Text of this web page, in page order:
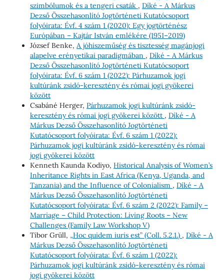
szimbólumok és a tengeri csaták , Díké - A Márkus
Dezső Összehasonlító Jogtörténeti Kutatócsoport
folyóirata: Évf. 4 szám 1 (2020): Egy jogtörténész
Európában – Kajtár István emlékére (1951–2019)
József Benke, A jóhiszeműség és tisztesség magánjogi
alapelve erényetikai paradigmában , Díké - A Márkus
Dezső Összehasonlító Jogtörténeti Kutatócsoport
folyóirata: Évf. 6 szám 1 (2022): Párhuzamok jogi
kultúránk zsidó-keresztény és római jogi gyökerei
között
Csabáné Herger, Párhuzamok jogi kultúránk zsidó-
keresztény és római jogi gyökerei között , Díké - A
Márkus Dezső Összehasonlító Jogtörténeti
Kutatócsoport folyóirata: Évf. 6 szám 1 (2022):
Párhuzamok jogi kultúránk zsidó-keresztény és római
jogi gyökerei között
Kenneth Kaunda Kodiyo, Historical Analysis of Women’s
Inheritance Rights in East Africa (Kenya, Uganda, and
Tanzania) and the Influence of Colonialism , Díké - A
Márkus Dezső Összehasonlító Jogtörténeti
Kutatócsoport folyóirata: Évf. 6 szám 2 (2022): Family –
Marriage – Child Protection: Living Roots – New
Challenges (Family Law Workshop V)
Tibor Grüll, „Hoc quidem iuris est” (Coll. 5.2.1.) , Díké - A
Márkus Dezső Összehasonlító Jogtörténeti
Kutatócsoport folyóirata: Évf. 6 szám 1 (2022):
Párhuzamok jogi kultúránk zsidó-keresztény és római
jogi gyökerei között